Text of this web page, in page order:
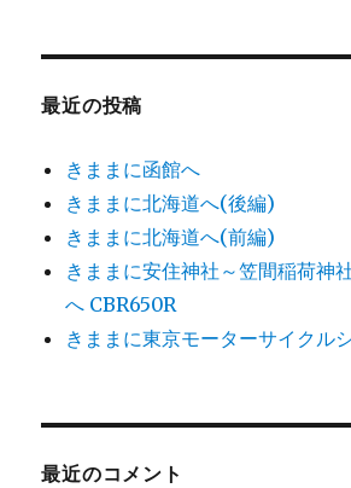
最近の投稿
きままに函館へ
きままに北海道へ(後編)
きままに北海道へ(前編)
きままに安住神社～笠間稲荷神
へ CBR650R
きままに東京モーターサイクル
最近のコメント